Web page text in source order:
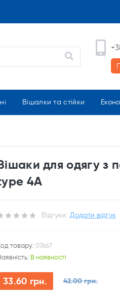
Вішалки та стійки
для одягу з
4A
Відгуки: Додати відгук
товару: 07667
В наявності
33.60 грн. 42.00 грн.